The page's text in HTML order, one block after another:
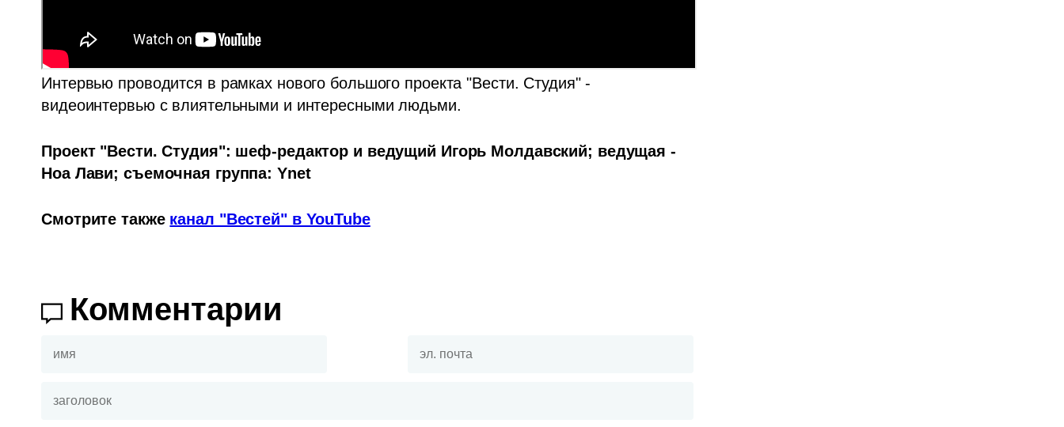
Интервью проводится в рамках нового большого проекта "Вести. Студия" -
видеоинтервью с влиятельными и интересными людьми.
Проект "Вести. Студия": шеф-редактор и ведущий Игорь Молдавский; ведущая -
Ноа Лави; съемочная группа: Ynet
Смотрите также канал "Вестей" в YouTube
Комментарии